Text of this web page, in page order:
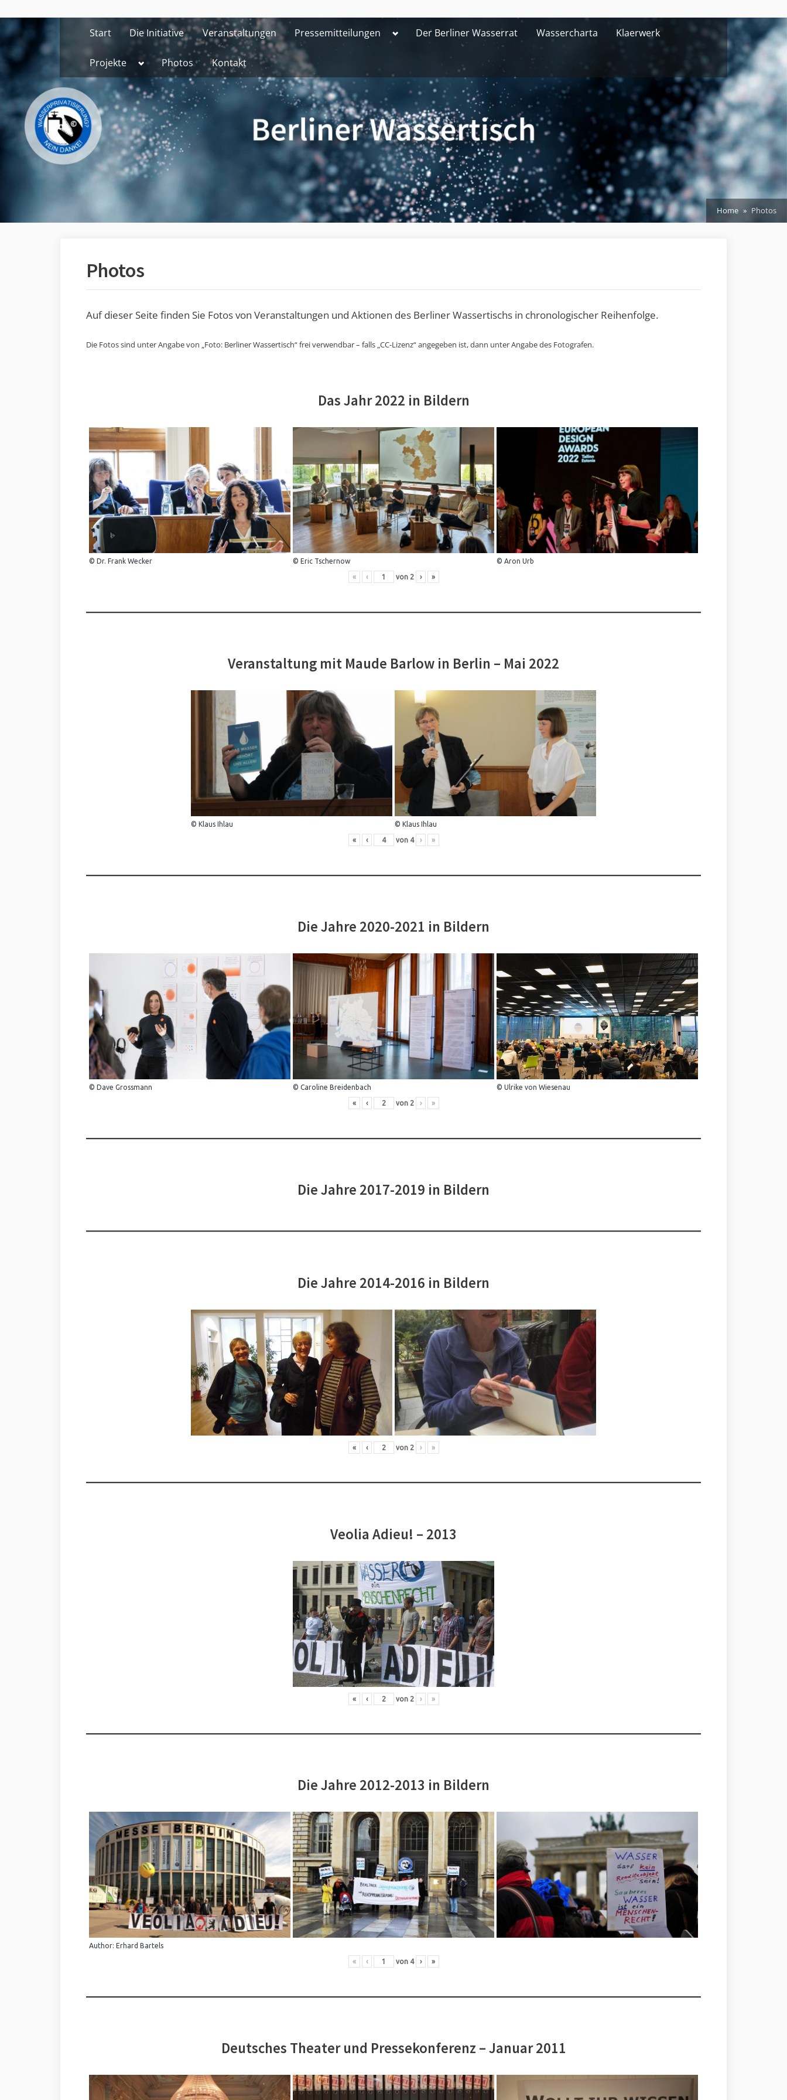
to
content
Start Die Initiative Veranstaltungen Pressemitteilungen ToggleDer Berliner Wasserrat Wassercharta Klaerwerk
Projekte Toggle
menu
Photos Kontakt
Home Photos
Photos
Auf dieser Seite finden Sie Fotos von Veranstaltungen und Aktionen des Berliner Wassertischs in chronologischer Reihenfolge.
Die Fotos sind unter Angabe von „Foto: Berliner Wassertisch“ frei verwendbar – falls „CC-Lizenz“ angegeben ist, dann unter Angabe des Fotografen.
Das Jahr 2022 in Bildern
© Dr. Frank Wecker © Eric Tschernow © Aron Urb
« ‹ von 2 › »
Veranstaltung mit Maude Barlow in Berlin – Mai 2022
© Klaus Ihlau © Klaus Ihlau
« ‹ von 4 › »
Die Jahre 2020-2021 in Bildern
© Dave Grossmann © Caroline Breidenbach © Ulrike von Wiesenau
« ‹ von 2 › »
Die Jahre 2017-2019 in Bildern
Die Jahre 2014-2016 in Bildern
« ‹ von 2 › »
Veolia Adieu! – 2013
« ‹ von 2 › »
Die Jahre 2012-2013 in Bildern
Author: Erhard Bartels
« ‹ von 4 › »
Deutsches Theater und Pressekonferenz – Januar 2011